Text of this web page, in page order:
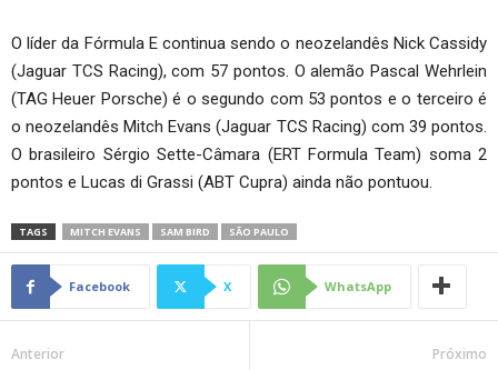
O líder da Fórmula E continua sendo o neozelandês Nick Cassidy
(Jaguar TCS Racing), com 57 pontos. O alemão Pascal Wehrlein
(TAG Heuer Porsche) é o segundo com 53 pontos e o terceiro é
o neozelandês Mitch Evans (Jaguar TCS Racing) com 39 pontos.
O brasileiro Sérgio Sette-Câmara (ERT Formula Team) soma 2
pontos e Lucas di Grassi (ABT Cupra) ainda não pontuou.
TAGS MITCH EVANS SAM BIRD SÃO PAULO
Facebook X WhatsApp
Anterior Próximo